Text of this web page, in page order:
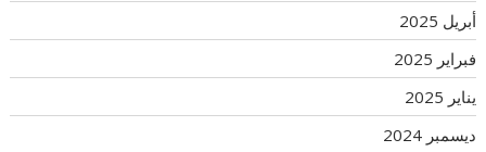
أبريل 2025
فبراير 2025
يناير 2025
ديسمبر 2024